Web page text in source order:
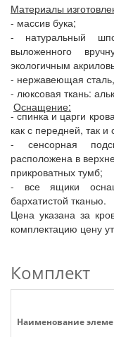
Материалы
- массив бука;
- натуральный
выложенного
экологичным
- нержавеющая
- люксовая ткань:
Оснащение:
- спинка и царги
как с передней, так и
- сенсорная
расположена в
прикроватных тумб;
- все ящики
бархатистой тканью.
Цена указана за
комплектацию цену
Комплект
Наименование